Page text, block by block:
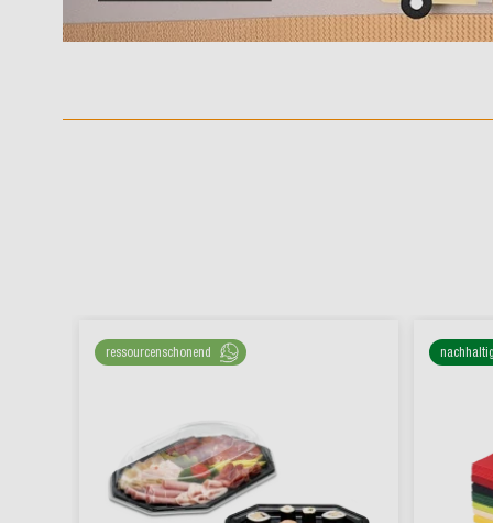
ressourcenschonend nachhaltig